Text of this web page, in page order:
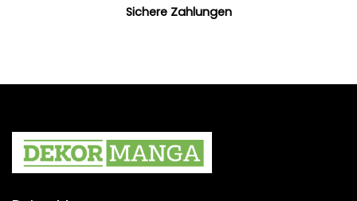
Sichere Zahlungen